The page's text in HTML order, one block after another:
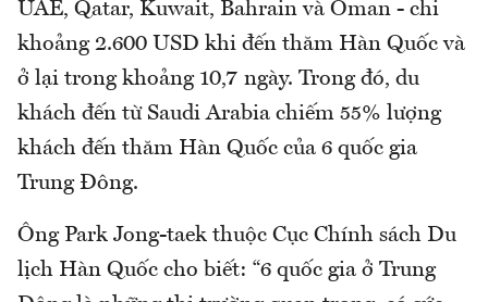
UAE, Qatar, Kuwait, Bahrain và Oman - chi
khoảng 2.600 USD khi đến thăm Hàn Quốc và
ở lại trong khoảng 10,7 ngày. Trong đó, du
khách đến từ Saudi Arabia chiếm 55% lượng
khách đến thăm Hàn Quốc của 6 quốc gia
Trung Đông.
Ông Park Jong-taek thuộc Cục Chính sách Du
lịch Hàn Quốc cho biết: “6 quốc gia ở Trung